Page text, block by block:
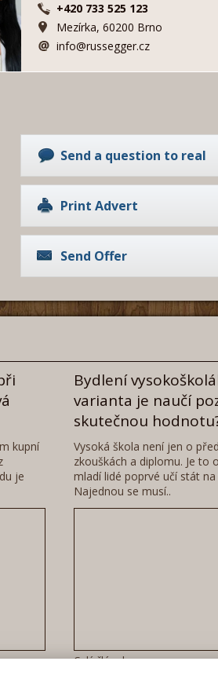
+420 733 525 123
Mezírka, 60200 Brno
info@russegger.cz
Send a question to real
estate agent
Print Advert
Send Offer
kupní
je
Bydlení
varianta je naučí
skutečnou
Vysoká škola není jen o
zkouškách a diplomu. Je to
mladí lidé poprvé učí stát
Najednou se musí..
Celý článek